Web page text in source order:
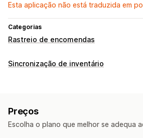
Esta aplicação não está traduzida em
Categorias
Rastreio de encomendas
Sincronização de inventário
Preços
Escolha o plano que melhor se adequa